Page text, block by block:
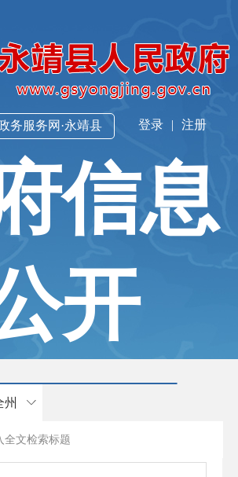
登录 | 注册
务服务网·永靖县
信息
开
州